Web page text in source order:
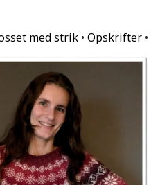
OUTLET
Strikkekit
Hækle/strikkekits dyr
Garn Gründl
Lana Grossa
Mayflower
med strik Opskrifter